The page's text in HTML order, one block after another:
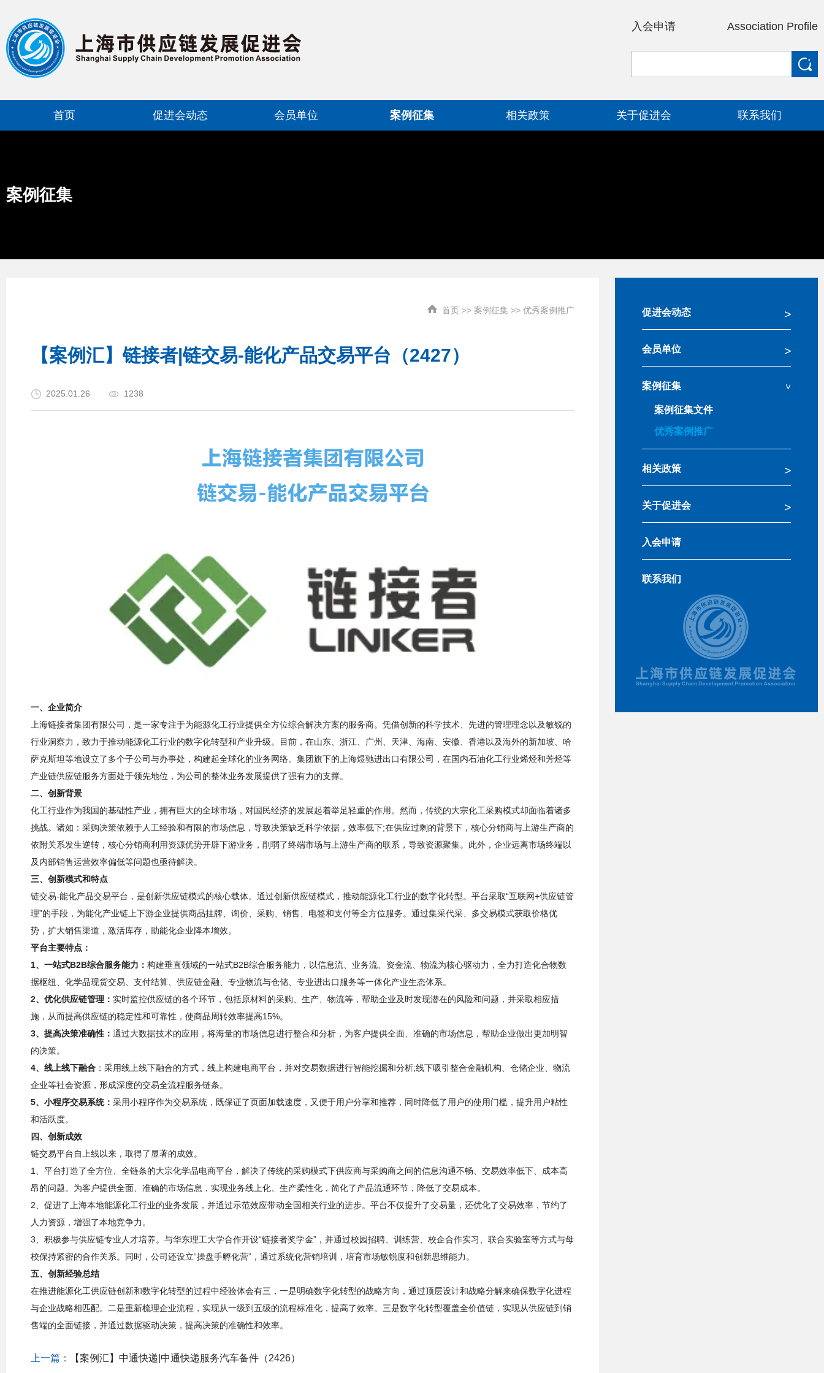
入会申请 Association Profile
首页 促进会动态 会员单位 案例征集 相关政策 关于促进会 联系我们
案例征集
首页>> 案例征集 >> 优秀案例推广
【案例汇】链接者|链交易-能化产品交易平台（2427）
2025.01.26 1238
一、企业简介
上海链接者集团有限公司，是一家专注于为能源化工行业提供全方位综合解决方案的服务商。凭借创新的科学技术、先进的管理理念以及敏锐的
行业洞察力，致力于推动能源化工行业的数字化转型和产业升级。目前，在山东、浙江、广州、天津、海南、安徽、香港以及海外的新加坡、哈
萨克斯坦等地设立了多个子公司与办事处，构建起全球化的业务网络。集团旗下的上海煜驰进出口有限公司，在国内石油化工行业烯烃和芳烃等
产业链供应链服务方面处于领先地位，为公司的整体业务发展提供了强有力的支撑。
二、创新背景
化工行业作为我国的基础性产业，拥有巨大的全球市场，对国民经济的发展起着举足轻重的作用。然而，传统的大宗化工采购模式却面临着诸多
挑战。诸如：采购决策依赖于人工经验和有限的市场信息，导致决策缺乏科学依据，效率低下;在供应过剩的背景下，核心分销商与上游生产商的
依附关系发生逆转，核心分销商利用资源优势开辟下游业务，削弱了终端市场与上游生产商的联系，导致资源聚集。此外，企业远离市场终端以
及内部销售运营效率偏低等问题也亟待解决。
三、创新模式和特点
链交易-能化产品交易平台，是创新供应链模式的核心载体。通过创新供应链模式，推动能源化工行业的数字化转型。平台采取“互联网+供应链管
理”的手段，为能化产业链上下游企业提供商品挂牌、询价、采购、销售、电签和支付等全方位服务。通过集采代采、多交易模式获取价格优
势，扩大销售渠道，激活库存，助能化企业降本增效。
平台主要特点：
1、一站式B2B综合服务能力： 构建垂直领域的一站式B2B综合服务能力，以信息流、业务流、资金流、物流为核心驱动力，全力打造化合物数
据枢纽、化学品现货交易、支付结算、供应链金融、专业物流与仓储、专业进出口服务等一体化产业生态体系。
2、优化供应链管理： 实时监控供应链的各个环节，包括原材料的采购、生产、物流等，帮助企业及时发现潜在的风险和问题，并采取相应措
施，从而提高供应链的稳定性和可靠性，使商品周转效率提高15%。
3、提高决策准确性： 通过大数据技术的应用，将海量的市场信息进行整合和分析，为客户提供全面、准确的市场信息，帮助企业做出更加明智
的决策。
4、线上线下融合 ：采用线上线下融合的方式，线上构建电商平台，并对交易数据进行智能挖掘和分析;线下吸引整合金融机构、仓储企业、物流
企业等社会资源，形成深度的交易全流程服务链条。
5、小程序交易系统： 采用小程序作为交易系统，既保证了页面加载速度，又便于用户分享和推荐，同时降低了用户的使用门槛，提升用户粘性
和活跃度。
四、创新成效
链交易平台自上线以来，取得了显著的成效。
1、平台打造了全方位、全链条的大宗化学品电商平台，解决了传统的采购模式下供应商与采购商之间的信息沟通不畅、交易效率低下、成本高
昂的问题。为客户提供全面、准确的市场信息，实现业务线上化、生产柔性化，简化了产品流通环节，降低了交易成本。
2、促进了上海本地能源化工行业的业务发展，并通过示范效应带动全国相关行业的进步。平台不仅提升了交易量，还优化了交易效率，节约了
人力资源，增强了本地竞争力。
3、积极参与供应链专业人才培养。与华东理工大学合作开设“链接者奖学金”，并通过校园招聘、训练营、校企合作实习、联合实验室等方式与母
校保持紧密的合作关系。同时，公司还设立“操盘手孵化营”，通过系统化营销培训，培育市场敏锐度和创新思维能力。
五、创新经验总结
在推进能源化工供应链创新和数字化转型的过程中经验体会有三，一是明确数字化转型的战略方向，通过顶层设计和战略分解来确保数字化进程
与企业战略相匹配。二是重新梳理企业流程，实现从一级到五级的流程标准化，提高了效率。三是数字化转型覆盖全价值链，实现从供应链到销
售端的全面链接，并通过数据驱动决策，提高决策的准确性和效率。
上一篇： 【案例汇】中通快递|中通快递服务汽车备件（2426）
促进会动态
会员单位
案例征集
案例征集文件
优秀案例推广
相关政策
关于促进会
入会申请
联系我们